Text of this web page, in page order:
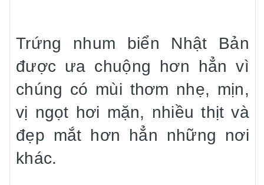
Trứng nhum biển Nhật Bản
được ưa chuộng hơn hẳn vì
chúng có mùi thơm nhẹ, mịn,
vị ngọt hơi mặn, nhiều thịt và
đẹp mắt hơn hẳn những nơi
khác.